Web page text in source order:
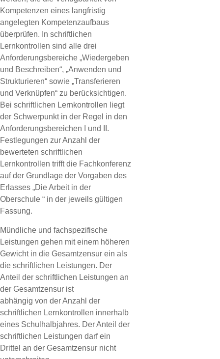
Kompetenzen eines langfristig
angelegten Kompetenzaufbaus
überprüfen. In schriftlichen
Lernkontrollen sind alle drei
Anforderungsbereiche „Wiedergeben
und Beschreiben“, „Anwenden und
Strukturieren“ sowie „Transferieren
und Verknüpfen“ zu berücksichtigen.
Bei schriftlichen Lernkontrollen liegt
der Schwerpunkt in der Regel in den
Anforderungsbereichen I und II.
Festlegungen zur Anzahl der
bewerteten schriftlichen
Lernkontrollen trifft die Fachkonferenz
auf der Grundlage der Vorgaben des
Erlasses „Die Arbeit in der
Oberschule “ in der jeweils gültigen
Fassung.
Mündliche und fachspezifische
Leistungen gehen mit einem höheren
Gewicht in die Gesamtzensur ein als
die schriftlichen Leistungen. Der
Anteil der schriftlichen Leistungen an
der Gesamtzensur ist
abhängig von der Anzahl der
schriftlichen Lernkontrollen innerhalb
eines Schulhalbjahres. Der Anteil der
schriftlichen Leistungen darf ein
Drittel an der Gesamtzensur nicht